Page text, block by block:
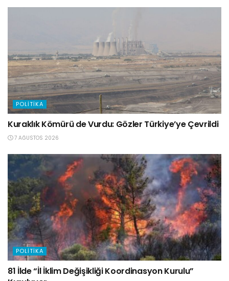
POLITIKA
Kuraklık Kömürü de Vurdu: Gözler Türkiye’ye Çevrildi
7 AĞUSTOS 2026
POLITIKA
81 İlde “İl İklim Değişikliği Koordinasyon Kurulu”